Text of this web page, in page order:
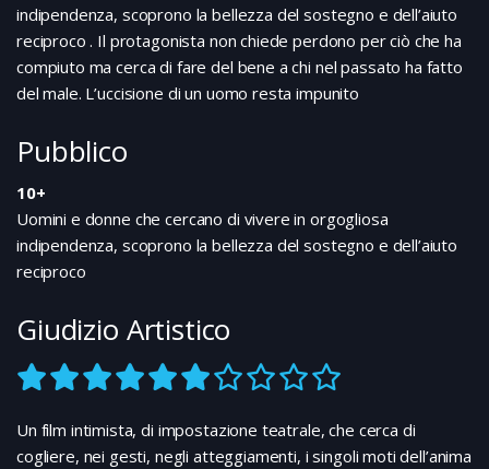
indipendenza, scoprono la bellezza del sostegno e dell’aiuto
reciproco . Il protagonista non chiede perdono per ciò che ha
compiuto ma cerca di fare del bene a chi nel passato ha fatto
del male. L’uccisione di un uomo resta impunito
Pubblico
10+
Uomini e donne che cercano di vivere in orgogliosa
indipendenza, scoprono la bellezza del sostegno e dell’aiuto
reciproco
Giudizio Artistico
Un film intimista, di impostazione teatrale, che cerca di
cogliere, nei gesti, negli atteggiamenti, i singoli moti dell’anima